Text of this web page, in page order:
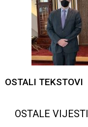
OSTALI TEKSTOVI
OSTALE VIJESTI